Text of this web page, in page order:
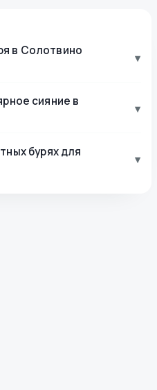
в Солотвино
▾
сияние в
▾
бурях для
▾